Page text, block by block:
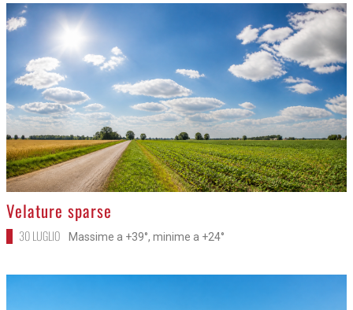
>
Velature sparse
30 LUGLIO Massime a +39°, minime a +24°